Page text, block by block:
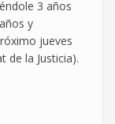
3 años
y
jueves
de la Justicia).